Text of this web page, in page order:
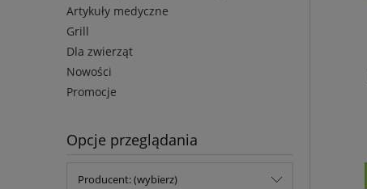
Artykuły medyczne
Grill
Dla zwierząt
Nowości
Promocje
Opcje przeglądania
Producent: (wybierz)